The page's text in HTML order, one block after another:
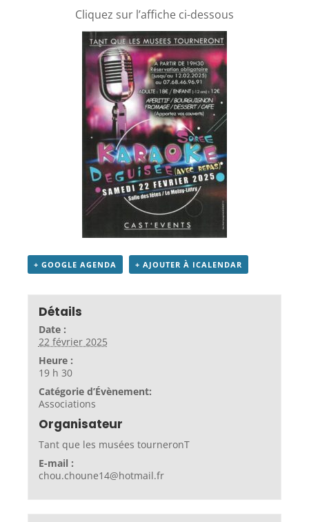
Cliquez sur l’affiche ci-dessous
+ GOOGLE AGENDA + AJOUTER À ICALENDAR
Détails
Date :
22 février 2025
Heure :
19 h 30
Catégorie d’Évènement:
Associations
Organisateur
Tant que les musées tourneronT
E-mail :
chou.choune14@hotmail.fr